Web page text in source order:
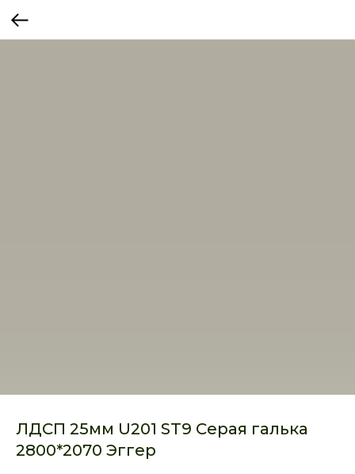
ЛДСП 25мм U201 ST9 Серая галька
2800*2070 Эггер